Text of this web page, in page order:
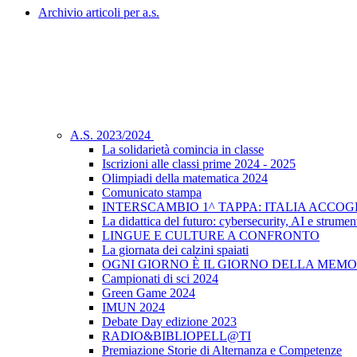
Archivio articoli per a.s.
A.S. 2023/2024
La solidarietà comincia in classe
Iscrizioni alle classi prime 2024 - 2025
Olimpiadi della matematica 2024
Comunicato stampa
INTERSCAMBIO 1^ TAPPA: ITALIA
La didattica del futuro: cybersecurity, AI e
LINGUE E CULTURE A CONFRONTO
La giornata dei calzini spaiati
OGNI GIORNO È IL GIORNO DELLA
Campionati di sci 2024
Green Game 2024
IMUN 2024
Debate Day edizione 2023
RADIO&BIBLIOPELL@TI
Premiazione Storie di Alternanza e Competenze